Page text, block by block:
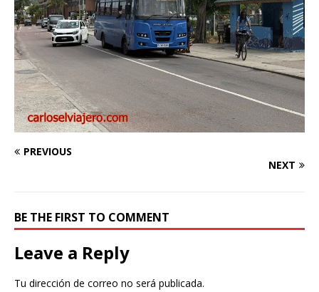
PREVIOUS
NEXT
BE THE FIRST TO COMMENT
Leave a Reply
Tu dirección de correo no será publicada.